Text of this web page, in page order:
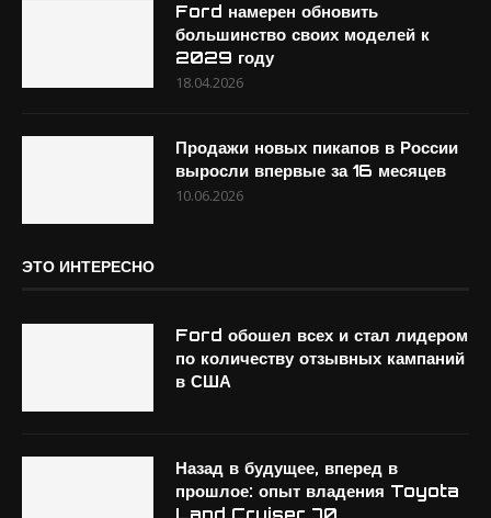
Ford намерен обновить
большинство своих моделей к
2029 году
18.04.2026
Продажи новых пикапов в России
выросли впервые за 16 месяцев
10.06.2026
ЭТО ИНТЕРЕСНО
Ford обошел всех и стал лидером
по количеству отзывных кампаний
в США
Назад в будущее, вперед в
прошлое: опыт владения Toyota